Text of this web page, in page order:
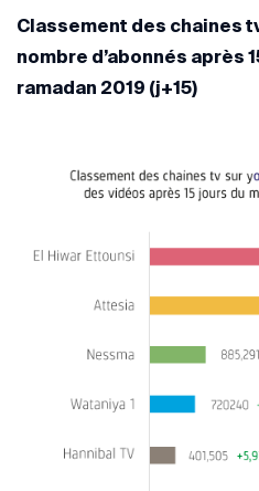
Classement des chaines
nombre d’abonnés après
ramadan 2019 (j+15)